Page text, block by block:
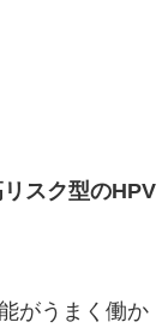
スク型のHPV
がうまく働か